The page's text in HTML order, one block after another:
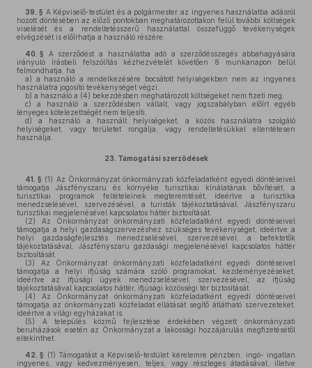
39. § A Képviselő-testület és a polgármester az ingyenes használatba adásról
hozott döntésében az előző pontokban meghatározottakon felül további költségek
viselését és a rendeltetésszerű használattal összefüggő tevékenységek
elvégzését is előírhatja a használó részére.
40. § A szerződést a használatba adó a szerződésszegés abbahagyására
irányuló írásbeli felszólítás kézhezvételét követően 8 munkanapon belül
felmondhatja, ha
a) a használó a rendelkezésére bocsátott helyiségekben nem az ingyenes
használatra jogosító tevékenységet végzi,
b) a használó a (4) bekezdésben meghatározott költségeket nem fizeti meg,
c) a használó a szerződésben vállalt, vagy jogszabályban előírt egyéb
lényeges kötelezettségét nem teljesíti,
d) a használó a használt helyiségeket, a közös használatra szolgáló
helyiségeket, vagy területet rongálja, vagy rendeltetésükkel ellentétesen
használja.
23. Támogatási szerződések
41. § (1) Az Önkormányzat önkormányzati közfeladatként egyedi döntéseivel
támogatja Jászfényszaru és környéke turisztikai kínálatának bővítését, a
turisztikai programok feltételeinek megteremtését, ideértve a turisztika
menedzselésével, szervezésével, a turisták tájékoztatásával, Jászfényszaru
turisztikai megjelenésével kapcsolatos háttér biztosítását.
(2) Az Önkormányzat önkormányzati közfeladatként egyedi döntéseivel
támogatja a helyi gazdaságszervezéshez szükséges tevékenységet, ideértve a
helyi gazdaságfejlesztés menedzselésével, szervezésével, a befektetők
tájékoztatásával, Jászfényszaru gazdasági megjelenésével kapcsolatos háttér
biztosítását.
(3) Az Önkormányzat önkormányzati közfeladatként egyedi döntéseivel
támogatja a helyi ifjúság számára szóló programokat, kezdeményezéseket,
ideértve az ifjúsági ügyek menedzselésével, szervezésével, az ifjúság
tájékoztatásával kapcsolatos háttér, ifjúsági közösségi tér biztosítását.
(4) Az Önkormányzat önkormányzati közfeladatként egyedi döntéseivel
támogatja az önkormányzati közfeladat ellátását segítő átlátható szervezeteket,
ideértve a világi egyházakat is.
(5) A település közmű fejlesztése érdekében végzett önkormányzati
beruházások esetén az Önkormányzat a lakossági hozzájárulás megfizetésétől
eltekinthet.
42. § (1) Támogatást a Képviselő-testület kérelemre pénzben, ingó- ingatlan
ingyenes, vagy kedvezményesen, teljes, vagy részleges átadásával, illetve